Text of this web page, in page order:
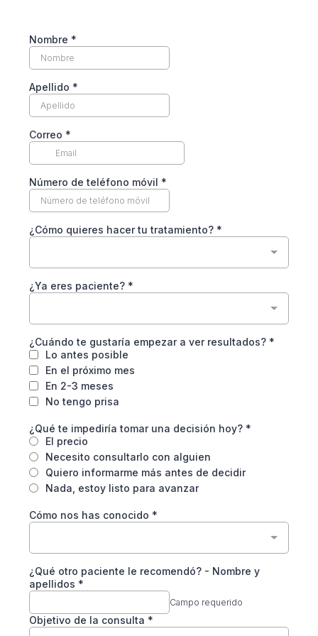
Nombre *
Apellido *
Correo *
Número de teléfono móvil *
¿Cómo quieres hacer tu tratamiento? *
¿Ya eres paciente? *
¿Cuándo te gustaría empezar a ver resultados? *
Lo antes posible
En el próximo mes
En 2-3 meses
No tengo prisa
¿Qué te impediría tomar una decisión hoy? *
El precio
Necesito consultarlo con alguien
Quiero informarme más antes de decidir
Nada, estoy listo para avanzar
Cómo nos has conocido *
¿Qué otro paciente le recomendó? - Nombre y
apellidos *
Campo requerido
Objetivo de la consulta *